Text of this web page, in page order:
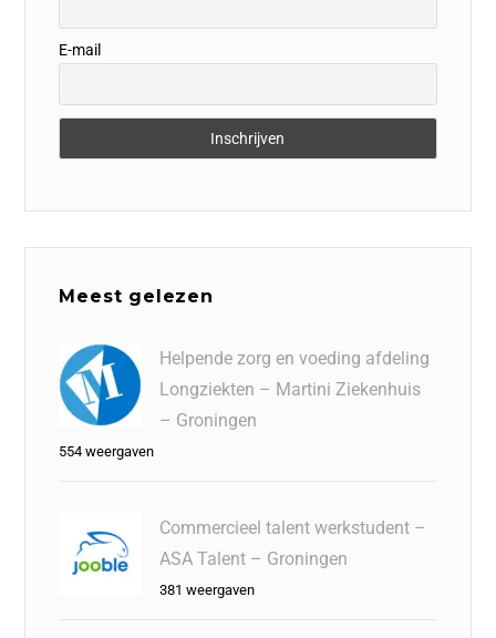
E-mail
Meest gelezen
Helpende zorg en voeding afdeling
Longziekten – Martini Ziekenhuis
– Groningen
554 weergaven
Commercieel talent werkstudent –
ASA Talent – Groningen
381 weergaven